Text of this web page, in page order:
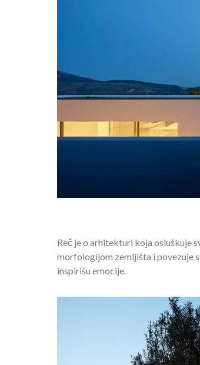
Reč je o arhitekturi koja osluškuje
morfologijom zemljišta i povezuje
inspirišu emocije.